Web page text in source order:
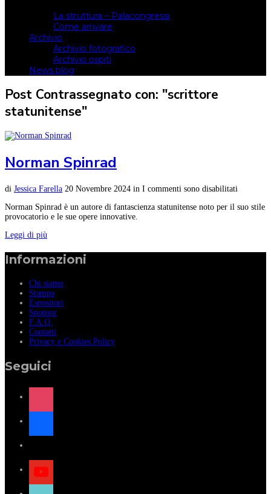
La struttura – Palacongressi
Come arrivare
Archivio
Archivio fotografico
Archivio ospiti
News blog
Post Contrassegnato con: "scrittore
statunitense"
Norman Spinrad
di Jessica Farella 20 Novembre 2024 in I commenti sono disabilitati
Norman Spinrad è un autore di fantascienza statunitense noto per il suo stile
provocatorio e le sue opere innovative.
Leggi di più
Informazioni
Chi siamo
Stampa
Espositori
Sponsor
F.A.Q.
Contatti
Privacy e Cookies Policy
Seguici
instagram
facebook
x
youtube
tiktok